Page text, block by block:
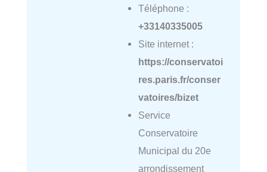
Téléphone :
+33140335005
Site internet :
https://conservatoi
res.paris.fr/conser
vatoires/bizet
Service
Conservatoire
Municipal du 20e
arrondissement